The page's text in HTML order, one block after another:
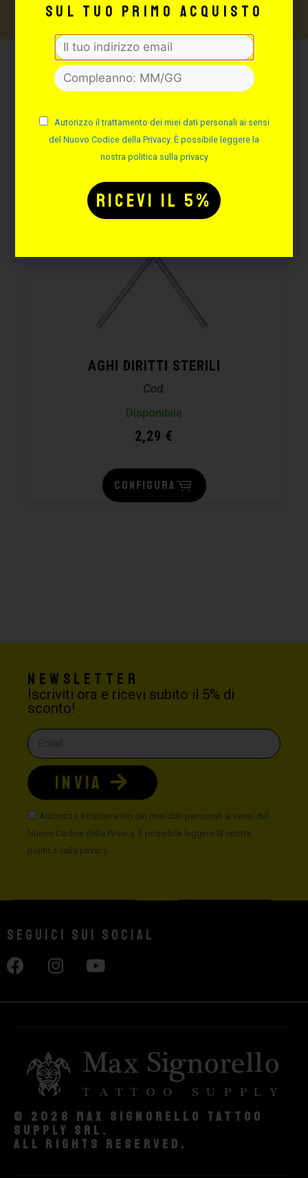
Potrebbe interessarti
AGHI DIRITTI STERILI
Cod.
Disponibile
2,29 €
CONFIGURA
Newsletter
Iscriviti ora e ricevi subito il 5% di
sconto!
Autorizzo il trattamento dei miei dati personali ai sensi del
Nuovo Codice della Privacy. È possibile leggere la nostra
politica sulla privacy
INVIA
Seguici sui social
© 2026 Max Signorello Tattoo
supply srl.
All rights reserved.
sul tuo primo acquisto
Autorizzo il trattamento dei miei dati personali ai sensi
del Nuovo Codice della Privacy. È possibile leggere la
nostra politica sulla privacy